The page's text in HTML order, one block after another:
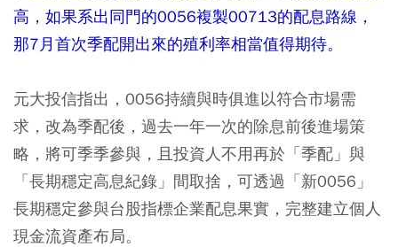
高，如果系出同門的0056複製00713的配息路線，
那7月首次季配開出來的殖利率相當值得期待。
元大投信指出，0056持續與時俱進以符合市場需
求，改為季配後，過去一年一次的除息前後進場策
略，將可季季參與，且投資人不用再於「季配」與
「長期穩定高息紀錄」間取捨，可透過「新0056」
長期穩定參與台股指標企業配息果實，完整建立個人
現金流資產布局。